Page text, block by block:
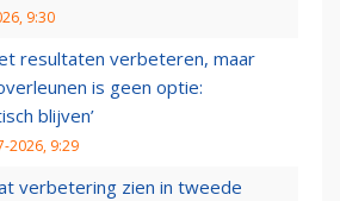
9:30
resultaten verbeteren, maar
is geen optie:
blijven’
2026, 9:29
verbetering zien in tweede